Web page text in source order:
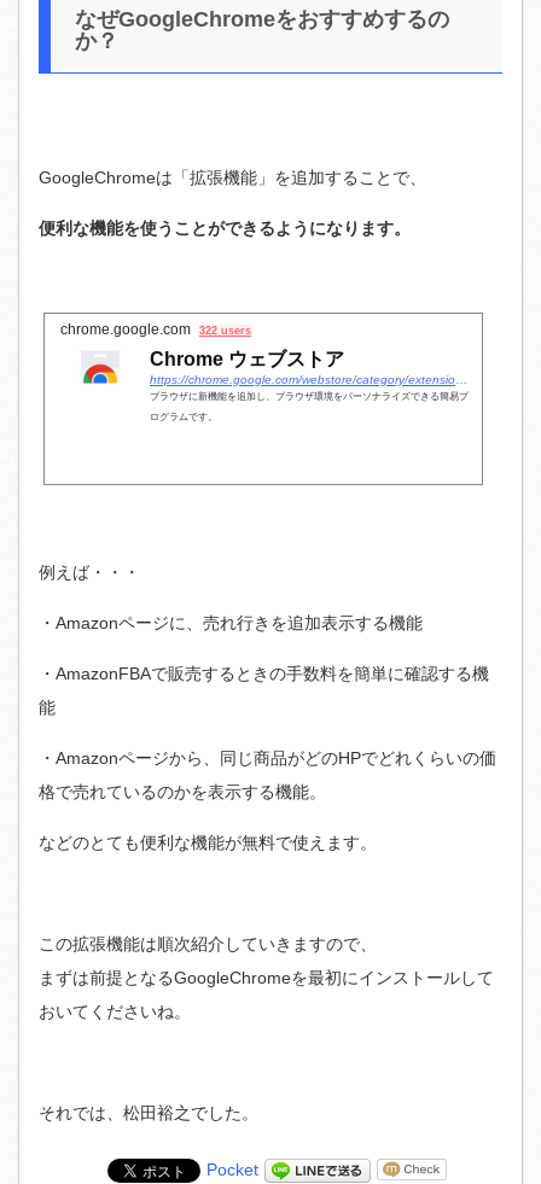
なぜGoogleChromeをおすすめするの
か？
GoogleChromeは「拡張機能」を追加することで、
便利な機能を使うことができるようになります。
chrome.google.com 322 users
Chrome ウェブストア
ブラウザに新機能を追加し、ブラウザ環境をパーソナライズできる簡易プ
ログラムです。
例えば・・・
・Amazonページに、売れ行きを追加表示する機能
・AmazonFBAで販売するときの手数料を簡単に確認する機
能
・Amazonページから、同じ商品がどのHPでどれくらいの価
格で売れているのかを表示する機能。
などのとても便利な機能が無料で使えます。
この拡張機能は順次紹介していきますので、
まずは前提となるGoogleChromeを最初にインストールして
おいてくださいね。
それでは、松田裕之でした。
Pocket